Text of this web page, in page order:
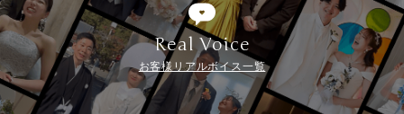
Real Voice
お客様リアルボイス一覧